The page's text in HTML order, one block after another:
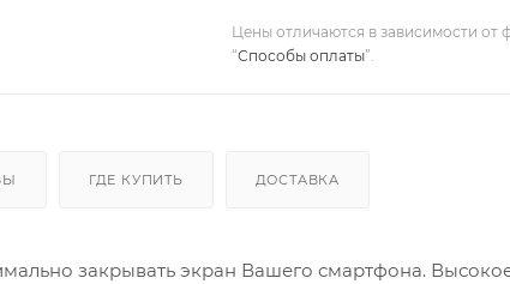
Цены отличаются в зависимости
“Способы оплаты”.
ГДЕ КУПИТЬ ДОСТАВКА
закрывать экран Вашего смартфона.